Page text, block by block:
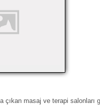
çıkan masaj ve terapi salonları